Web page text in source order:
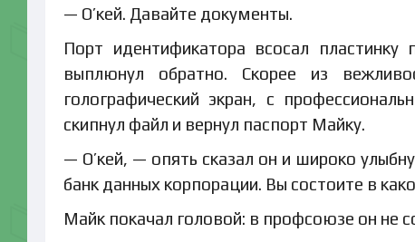
— О’кей. Давайте документы.
Порт идентификатора всосал
выплюнул обратно. Скорее из
голографический экран, с
скипнул файл и вернул паспорт Майку.
— О’кей, — опять сказал он и широко
банк данных корпорации. Вы состоите в
Майк покачал головой: в профсоюзе он не